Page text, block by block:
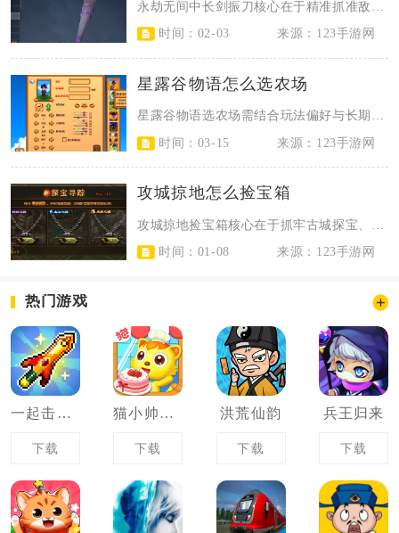
时间：02-03
来源：123手游网
星露谷物语怎么选农场
星露谷物语选农场需结合玩法偏好与长期规划，新手优先选标准农场，钓鱼党选河边农...
时间：03-15
来源：123手游网
攻城掠地怎么捡宝箱
时间：01-08
来源：123手游网
热门游戏
一起击碎吧
下载
猫小帅做蛋糕
下载
洪荒仙韵
下载
兵王归来
下载